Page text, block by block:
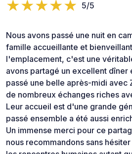
5/5
Nous avons passé une nuit en
famille accueillante et
l'emplacement, c'est une
avons partagé un excellent dîner
passé une belle après-midi avec
de nombreux échanges riches
Leur accueil est d'une grande
passé ensemble a été aussi
Un immense merci pour ce
nous recommandons sans